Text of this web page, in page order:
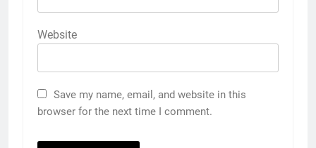
Website
Save my name, email, and website in this
browser for the next time I comment.